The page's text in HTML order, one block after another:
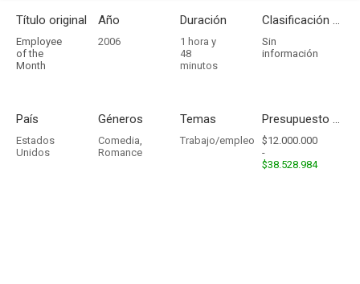
Título original
Employee
of the
Month
Año
2006
Duración
1 hora y
48
minutos
Clasificación por edades
Sin
información
País
Estados
Unidos
Géneros
Comedia,
Romance
Temas
Trabajo/empleo
Presupuesto - Ingresos
$12.000.000
-
$38.528.984